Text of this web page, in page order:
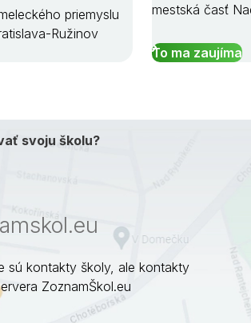
priemyslu
Ružinov
mestská časť
To ma zaujíma
svoju školu?
sú kontakty školy, ale kontakty
ZoznamŠkol.eu